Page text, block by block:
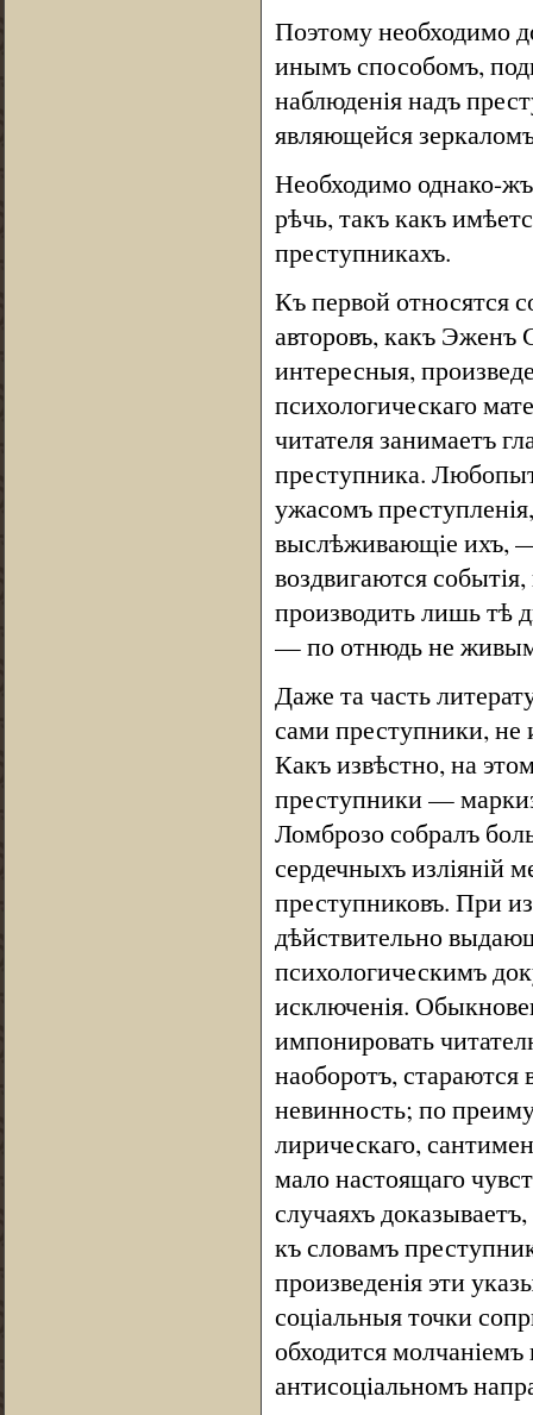
Поэтому необходимо
инымъ способомъ,
наблюденія надъ
являющейся
Необходимо однако-
рѣчь, такъ какъ
преступникахъ.
Къ первой относятся
авторовъ, какъ
интересныя,
психологическаго
читателя занимаетъ
преступника.
ужасомъ
выслѣживающіе ихъ,
воздвигаются
производить лишь тѣ
— по отнюдь не
Даже та часть
сами преступники, не
Какъ извѣстно, на
преступники —
Ломброзо собралъ
сердечныхъ изліяній
преступниковъ. При
дѣйствительно
психологическимъ
исключенія.
импонировать
наоборотъ,
невинность; по
лирическаго,
мало настоящаго
случаяхъ
къ словамъ
произведенія эти
соціальныя точки
обходится
антисоціальномъ